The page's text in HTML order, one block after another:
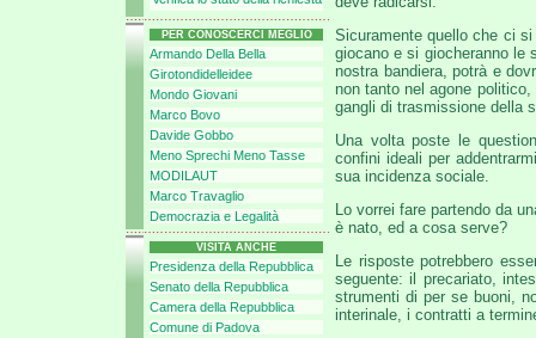
PER CONOSCERCI MEGLIO
Armando Della Bella
Girotondidelleidee
Mondo Giovani
Marco Bovo
Davide Gobbo
Meno Sprechi Meno Tasse
MODILAUT
Marco Travaglio
Democrazia e Legalità
VISITA ANCHE
Presidenza della Repubblica
Senato della Repubblica
Camera della Repubblica
Comune di Padova
Sicuramente quello che ci
giocano e si giocheranno le
nostra bandiera, potrà e
non tanto nel agone
gangli di trasmissione della
Una volta poste le
confini ideali per
sua incidenza sociale.
Lo vorrei fare partendo da
è nato, ed a cosa serve?
Le risposte potrebbero
seguente: il precariato,
strumenti di per se buoni,
interinale, i contratti a